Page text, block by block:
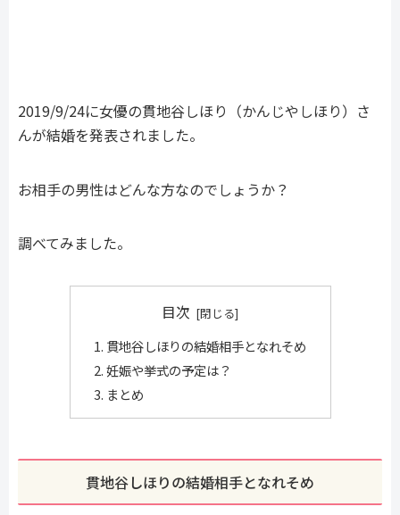
2019/9/24に女優の貫地谷しほり（かんじやしほり）さ
んが結婚を発表されました。
お相手の男性はどんな方なのでしょうか？
調べてみました。
目次
貫地谷しほりの結婚相手となれそめ
妊娠や挙式の予定は？
まとめ
貫地谷しほりの結婚相手となれそめ